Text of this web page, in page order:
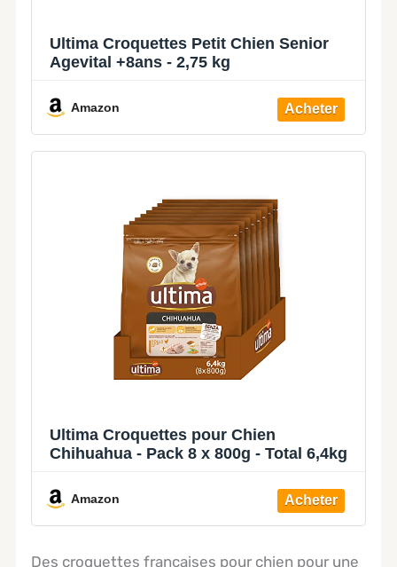
Ultima Croquettes Petit Chien Senior
Agevital +8ans - 2,75 kg
Amazon
Ultima Croquettes pour Chien
Chihuahua - Pack 8 x 800g - Total 6,4kg
Amazon
Des croquettes françaises pour chien pour une